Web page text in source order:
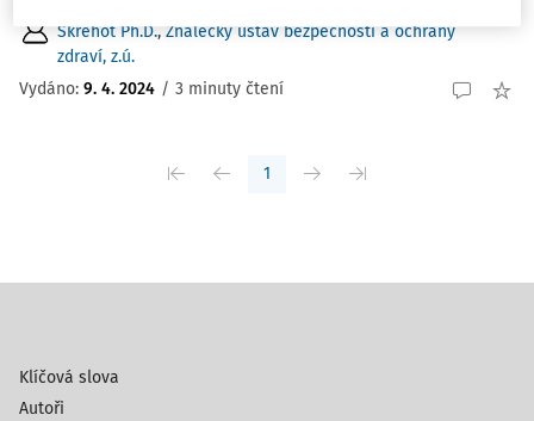
Skřehot Ph.D., Znalecký ústav bezpečnosti a ochrany
zdraví, z.ú.
Vydáno: 9. 4. 2024 / 3 minuty čtení
1
Klíčová slova
Autoři